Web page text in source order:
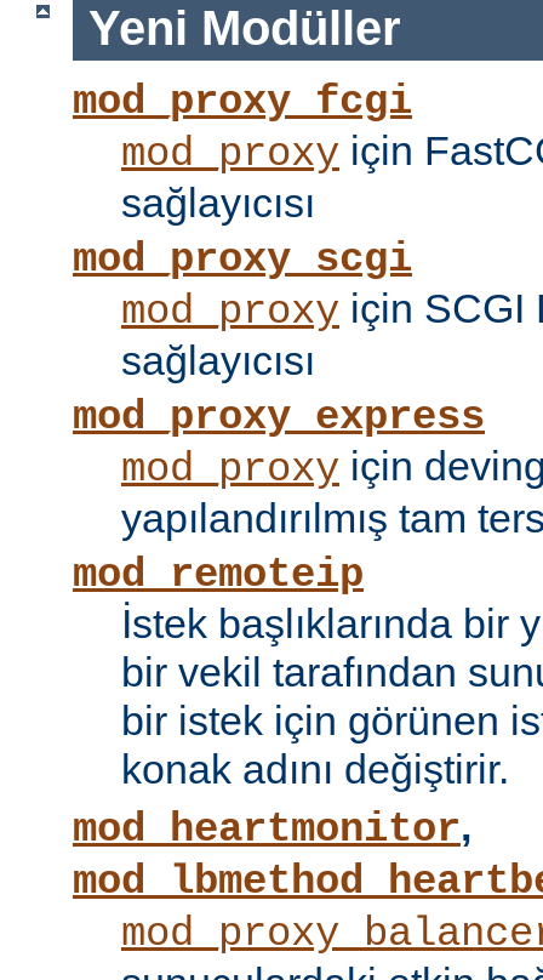
Yeni Modüller
mod_proxy_fcgi
mod_proxy için
sağlayıcısı
mod_proxy_scgi
mod_proxy için SCGI
sağlayıcısı
mod_proxy_express
mod_proxy için
yapılandırılmış tam
mod_remoteip
İstek başlıklarında bir
bir vekil tarafından
bir istek için görünen
konak adını değiştirir.
mod_heartmonitor,